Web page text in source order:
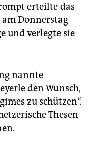
erteilte das
Donnerstag
und verlegte sie
nannte
den Wunsch,
zu schützen“.
Thesen